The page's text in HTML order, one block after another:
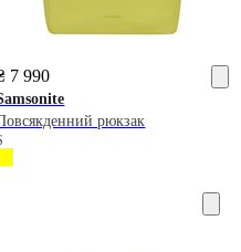
7 990
рюкзак